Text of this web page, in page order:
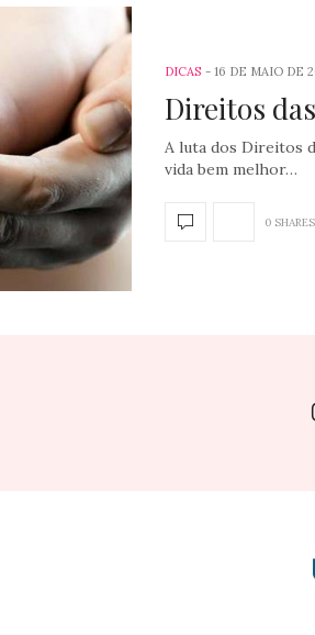
DICAS 16 DE MAIO DE
Direitos
A luta dos Direitos
vida bem melhor…
0 SHARES